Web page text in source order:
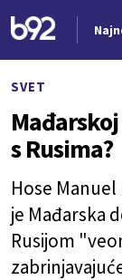
SVET
s Rusima?
Hose
je Mađarska
Rusijom